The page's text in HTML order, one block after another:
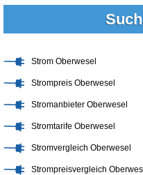
Strom Oberwesel
Strompreis Oberwesel
Stromanbieter Oberwesel
Stromtarife Oberwesel
Stromvergleich Oberwesel
Strompreisvergleich